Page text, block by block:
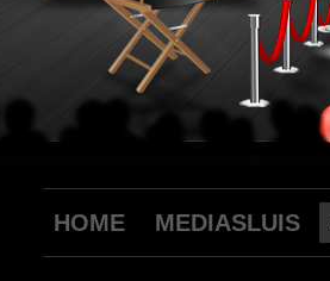
HOME MEDIASLUIS